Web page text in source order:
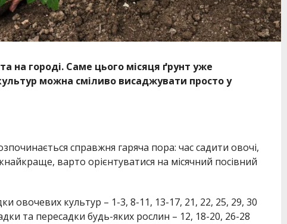
на городі. Саме цього місяця ґрунт уже
можна сміливо висаджувати просто у
справжня гаряча пора: час садити овочі,
варто орієнтуватися на місячний посівний
овочевих культур – 1-3, 8-11, 13-17, 21, 22, 25, 29, 30
та пересадки будь-яких рослин – 12, 18-20, 26-28